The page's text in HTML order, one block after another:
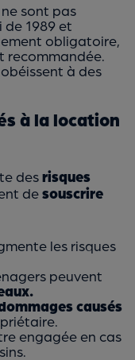
ne sont pas
de 1989 et
obligatoire,
recommandée.
obéissent à des
à la location
desrisques
desouscrire
les risques
peuvent
causés
engagée en cas